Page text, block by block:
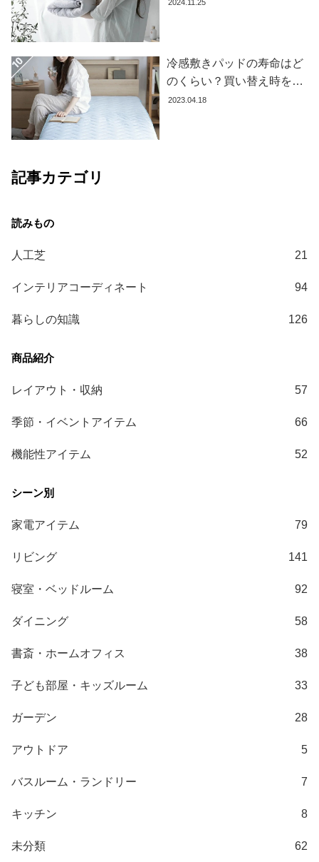
2024.11.25
冷感敷きパッドの寿命はど
のくらい？買い替え時を見
極める方法とおすすめ商品
2023.04.18
記事カテゴリ
人工芝 21
インテリアコーディネート 94
暮らしの知識 126
レイアウト・収納 57
季節・イベントアイテム 66
機能性アイテム 52
家電アイテム 79
リビング 141
寝室・ベッドルーム 92
ダイニング 58
書斎・ホームオフィス 38
子ども部屋・キッズルーム 33
ガーデン 28
アウトドア 5
バスルーム・ランドリー 7
キッチン 8
未分類 62